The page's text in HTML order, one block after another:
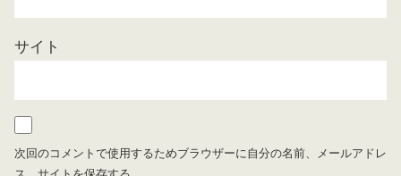
サイト
次回のコメントで使用するためブラウザーに自分の名前、メールアドレ